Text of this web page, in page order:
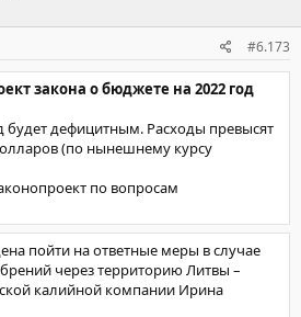
#6.173
закона о бюджете на 2022 год
дефицитным. Расходы превысят
(по нынешнему курсу
по вопросам
пойти на ответные меры в случае
через территорию Литвы –
калийной компании Ирина